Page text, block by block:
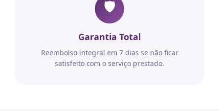
🛡️
Garantia Total
Reembolso integral em 7 dias se não ficar
satisfeito com o serviço prestado.